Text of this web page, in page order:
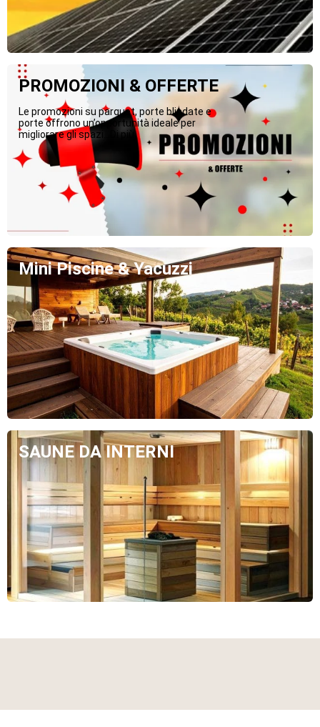
PROMOZIONI & OFFERTE
Le promozioni su parquet, porte blindate e
porte offrono un’opportunità ideale per
migliorare gli spazi...Di più
Mini Piscine & Yacuzzi
SAUNE DA INTERNI